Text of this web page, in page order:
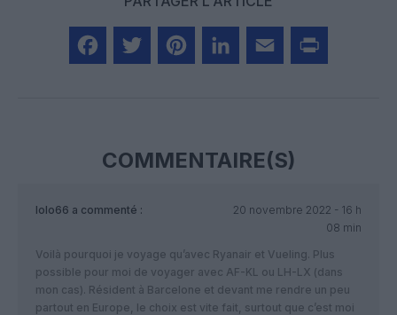
COMMENTAIRE(S)
lolo66 a commenté :
20 novembre 2022 - 16 h
08 min
Voilà pourquoi je voyage qu’avec Ryanair et Vueling. Plus
possible pour moi de voyager avec AF-KL ou LH-LX (dans
mon cas). Résident à Barcelone et devant me rendre un peu
partout en Europe, le choix est vite fait, surtout que c’est moi